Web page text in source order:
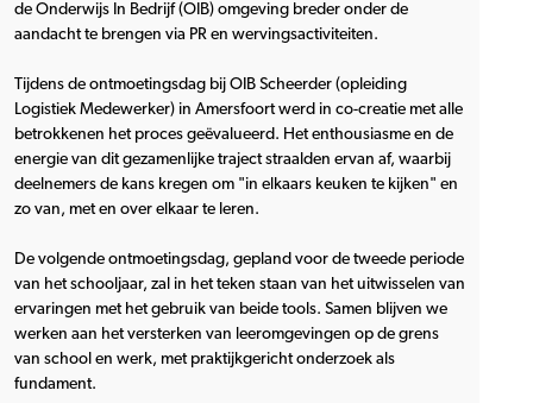
de Onderwijs In Bedrijf (OIB) omgeving breder onder de
aandacht te brengen via PR en wervingsactiviteiten.
Tijdens de ontmoetingsdag bij OIB Scheerder (opleiding
Logistiek Medewerker) in Amersfoort werd in co-creatie met alle
betrokkenen het proces geëvalueerd. Het enthousiasme en de
energie van dit gezamenlijke traject straalden ervan af, waarbij
deelnemers de kans kregen om "in elkaars keuken te kijken" en
zo van, met en over elkaar te leren.
De volgende ontmoetingsdag, gepland voor de tweede periode
van het schooljaar, zal in het teken staan van het uitwisselen van
ervaringen met het gebruik van beide tools. Samen blijven we
werken aan het versterken van leeromgevingen op de grens
van school en werk, met praktijkgericht onderzoek als
fundament.